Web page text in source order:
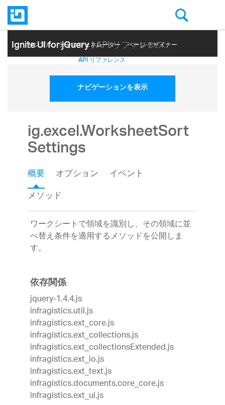
Ignite UI for jQuery| API リファレンス
サンプル テーマ ジェネレーター ページ デザイナー
ヘルプ トピック API リファレンス
ナビゲーションを表示
ig.excel.WorksheetSort
Settings
概要 オプション
イベント
メソッド
ワークシートで領域を識別し、その領域に並
べ替え条件を適用するメソッドを公開しま
す。
依存関係
jquery-1.4.4.js
infragistics.util.js
infragistics.ext_core.js
infragistics.ext_collections.js
infragistics.ext_collectionsExtended.js
infragistics.ext_io.js
infragistics.ext_text.js
infragistics.documents.core_core.js
infragistics.ext_ui.js